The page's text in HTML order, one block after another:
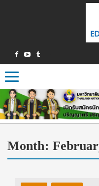
Toggle navigation
Month: